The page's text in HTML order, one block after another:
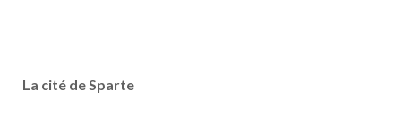
La cité de Sparte